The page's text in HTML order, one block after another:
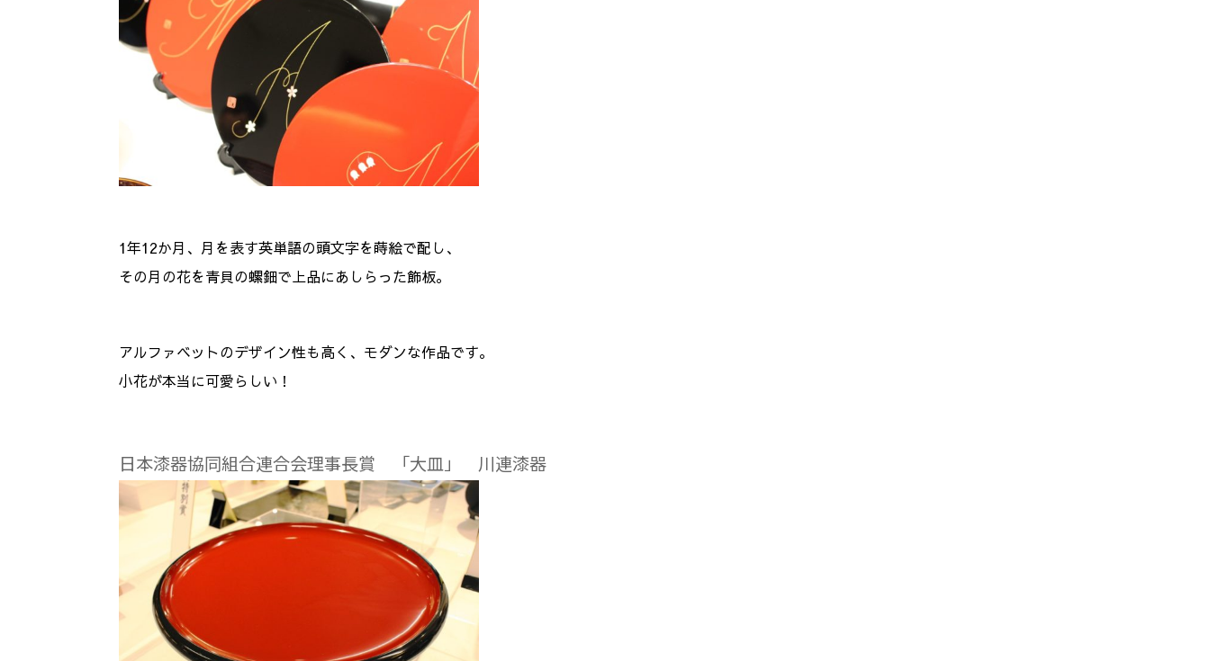
1年12か月、月を表す英単語の頭文字を蒔絵で配し、
その月の花を青貝の螺鈿で上品にあしらった飾板。
アルファベットのデザイン性も高く、モダンな作品です。
小花が本当に可愛らしい！
日本漆器協同組合連合会理事長賞 「大皿」 川連漆器